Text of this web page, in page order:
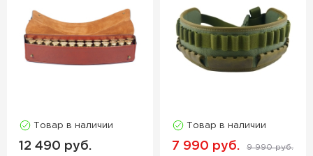
Товар в наличии
12 490 руб.
Товар в наличии
7 990 руб. 9 990 руб.